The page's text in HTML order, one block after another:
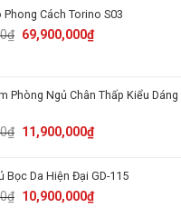
Phong Cách Torino S03
₫ Original
82,000,000₫.
69,900,000₫Current
69,900,000₫.
Phòng Ngủ Chân Thấp Kiểu
₫ Original
15,000,000₫.
11,900,000₫Current
11,900,000₫.
Bọc Da Hiện Đại GD-115
₫ Original
10,900,000₫Current